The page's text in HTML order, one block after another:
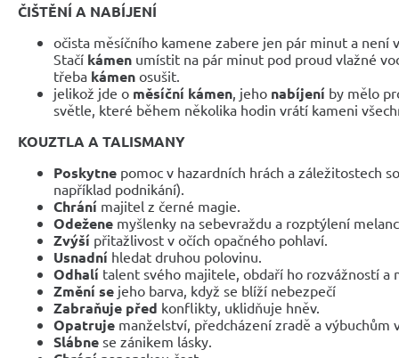
ČIŠTĚNÍ A NABÍJENÍ
očista měsíčního kamene zabere jen pár minut a není
Stačí kámen umístit na pár minut pod proud vlažné
třeba kámen osušit.
jelikož jde o měsíční kámen , jeho nabíjení by mělo
světle, které během několika hodin vrátí kameni
KOUZTLA A TALISMANY
Poskytne pomoc v hazardních hrách a záležitostech
například podnikání).
Chrání majitel z černé magie.
Odežene myšlenky na sebevraždu a rozptýlení
Zvýší přitažlivost v očích opačného pohlaví.
Usnadní hledat druhou polovinu.
Odhalí talent svého majitele, obdaří ho rozvážností a
Změní se jeho barva, když se blíží nebezpečí
Zabraňuje před konflikty, uklidňuje hněv.
Opatruje manželství, předcházení zradě a výbuchům
Slábne se zánikem lásky.